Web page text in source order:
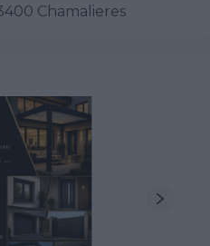
Chamalieres